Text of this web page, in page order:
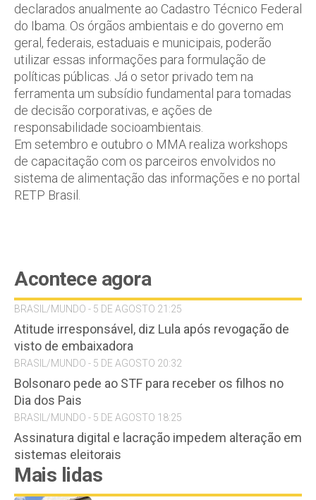
declarados anualmente ao Cadastro Técnico Federal
do Ibama. Os órgãos ambientais e do governo em
geral, federais, estaduais e municipais, poderão
utilizar essas informações para formulação de
políticas públicas. Já o setor privado tem na
ferramenta um subsídio fundamental para tomadas
de decisão corporativas, e ações de
responsabilidade socioambientais.
Em setembro e outubro o MMA realiza workshops
de capacitação com os parceiros envolvidos no
sistema de alimentação das informações e no portal
RETP Brasil.
Acontece agora
BRASIL/MUNDO - 5 DE AGOSTO 21:25
Atitude irresponsável, diz Lula após revogação de
visto de embaixadora
BRASIL/MUNDO - 5 DE AGOSTO 20:32
Bolsonaro pede ao STF para receber os filhos no
Dia dos Pais
BRASIL/MUNDO - 5 DE AGOSTO 18:25
Assinatura digital e lacração impedem alteração em
sistemas eleitorais
Mais lidas